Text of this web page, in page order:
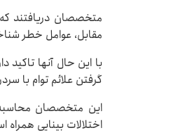
مقابل، عوامل خطر شناخته
با این حال آنها
گرفتن علائم توام با
این متخصصان محاسبه
اختلالات بینایی همراه است - در حدود ۲۳ درصد از افرادی که